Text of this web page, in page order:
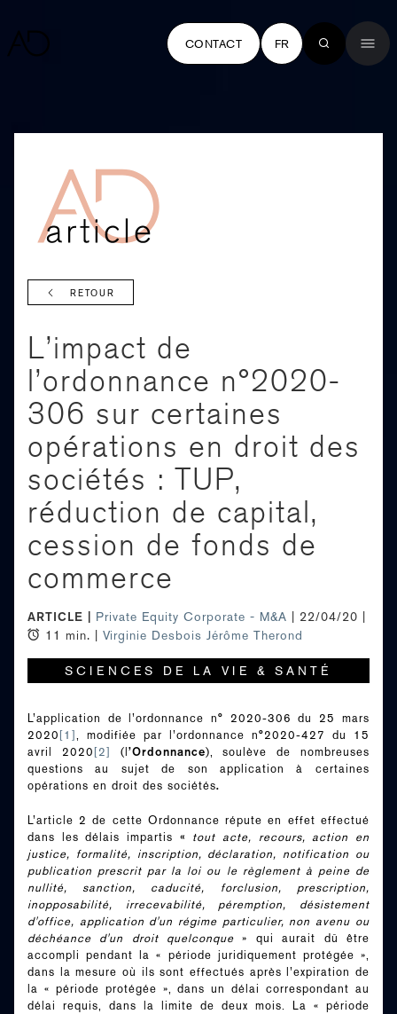
CONTACT FR
RETOUR
L’impact de
l’ordonnance n°2020-
306 sur certaines
opérations en droit des
sociétés : TUP,
réduction de capital,
cession de fonds de
commerce
ARTICLE Private Equity Corporate - M&A
| 22/04/20 |
11 min. | Virginie Desbois Jérôme Therond
SCIENCES DE LA VIE & SANTÉ
L’application de l’ordonnance n° 2020-306 du 25 mars
2020 [1]
, modifiée par l’ordonnance n°2020-427 du 15
avril 2020 [2] (l ’Ordonnance), soulève de nombreuses
questions au sujet de son application à certaines
opérations en droit des sociétés.
L’article 2 de cette Ordonnance répute en effet effectué
dans les délais impartis « tout acte, recours, action en
justice, formalité, inscription, déclaration, notification ou
publication prescrit par la loi ou le règlement à peine de
nullité, sanction, caducité, forclusion, prescription,
inopposabilité, irrecevabilité, péremption, désistement
d'office, application d'un régime particulier, non avenu ou
déchéance d'un droit quelconque » qui aurait dû être
accompli pendant la « période juridiquement protégée »,
dans la mesure où ils sont effectués après l’expiration de
la « période protégée », dans un délai correspondant au
délai requis, dans la limite de deux mois. La « période